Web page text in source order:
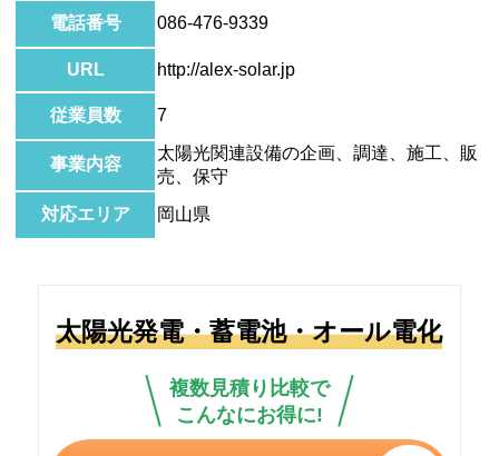
電話番号 086-476-9339
URL http://alex-solar.jp
従業員数 7
事業内容
太陽光関連設備の企画、調達、施工、販
売、保守
対応エリア
岡山県
太陽光発電・蓄電池・オール電化
複数見積り比較で
こんなにお得に!